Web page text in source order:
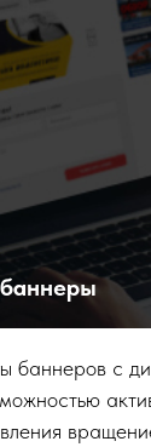
баннеров с